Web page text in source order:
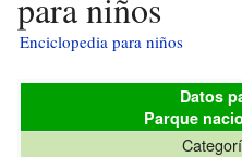
Enciclopedia para niños
Datos
Parque